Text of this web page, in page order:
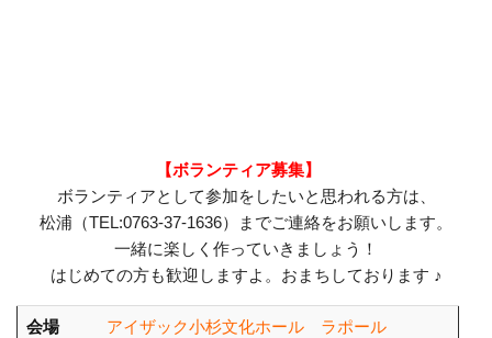
【ボランティア募集】
ボランティアとして参加をしたいと思われる方は、
松浦（TEL:0763-37-1636）までご連絡をお願いします。
一緒に楽しく作っていきましょう！
はじめての方も歓迎しますよ。おまちしております ♪
会場
アイザック小杉文化ホール ラポール